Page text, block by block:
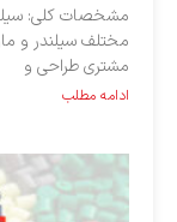
مشخصات کلی:
مختلف سیلندر و
مشتری طراحی و
ادامه مطلب